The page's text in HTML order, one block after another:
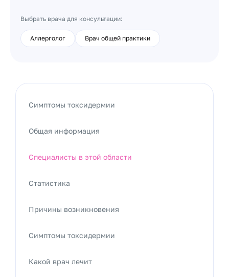
Выбрать врача для консультации:
Аллерголог Врач общей практики
Симптомы токсидермии
Общая информация
Специалисты в этой области
Статистика
Причины возникновения
Симптомы токсидермии
Какой врач лечит